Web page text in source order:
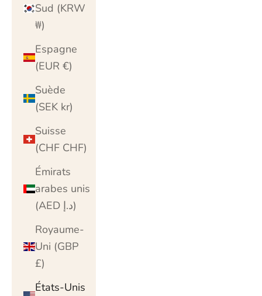
Sud (KRW
₩)
Espagne
(EUR €)
Suède
(SEK kr)
Suisse
(CHF CHF)
Émirats
arabes unis
(AED د.إ)
Royaume-
Uni (GBP
£)
États-Unis